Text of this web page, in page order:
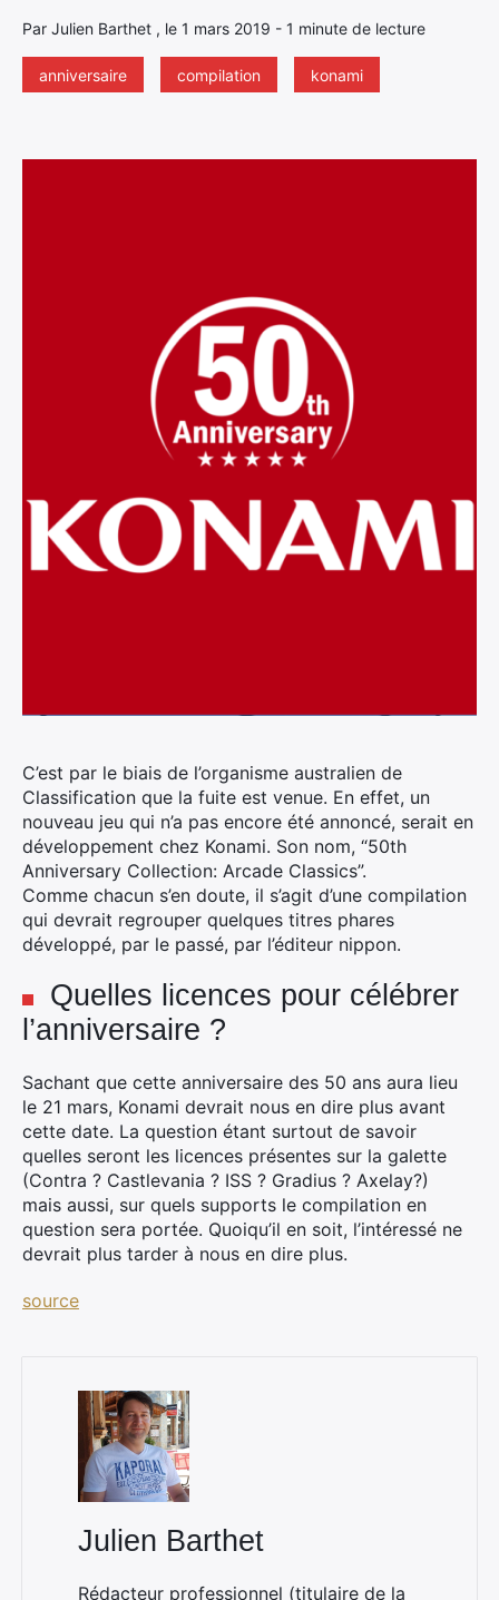
Par Julien Barthet , le 1 mars 2019 - 1 minute de lecture
anniversaire compilation konami
C’est par le biais de l’organisme australien de
Classification que la fuite est venue. En effet, un
nouveau jeu qui n’a pas encore été annoncé, serait en
développement chez Konami. Son nom, “50th
Anniversary Collection: Arcade Classics”.
Comme chacun s’en doute, il s’agit d’une compilation
qui devrait regrouper quelques titres phares
développé, par le passé, par l’éditeur nippon.
Quelles licences pour célébrer
l’anniversaire ?
Sachant que cette anniversaire des 50 ans aura lieu
le 21 mars, Konami devrait nous en dire plus avant
cette date. La question étant surtout de savoir
quelles seront les licences présentes sur la galette
(Contra ? Castlevania ? ISS ? Gradius ? Axelay?)
mais aussi, sur quels supports le compilation en
question sera portée. Quoiqu’il en soit, l’intéressé ne
devrait plus tarder à nous en dire plus.
source
Julien Barthet
Rédacteur professionnel (titulaire de la